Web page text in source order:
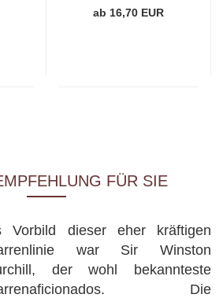
ab 16,70 EUR
FÜR SIE
Vorbild dieser eher kräftigen
war Sir Winston
der wohl bekannteste
Die